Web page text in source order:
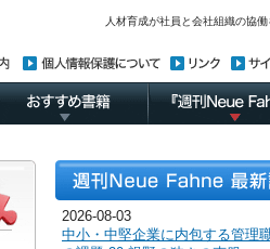
人材育成が社員と会社組織の協